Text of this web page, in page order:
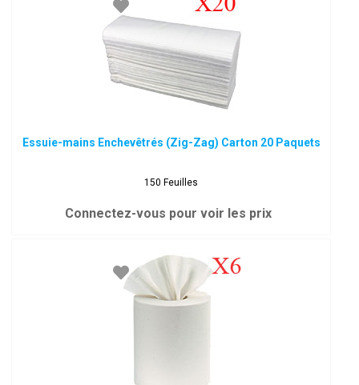
Essuie-mains Enchevêtrés (Zig-Zag) Carton 20 Paquets
150 Feuilles
Connectez-vous pour voir les prix